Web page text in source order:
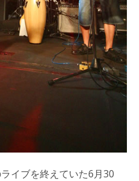
イブを終えていた6月30